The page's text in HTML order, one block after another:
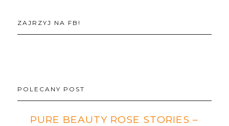
ZAJRZYJ NA FB!
POLECANY POST
PURE BEAUTY ROSE STORIES –